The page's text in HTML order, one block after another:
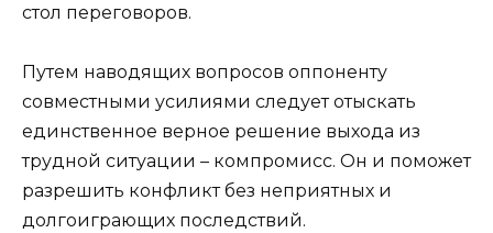
стол переговоров.
Путем наводящих вопросов оппоненту
совместными усилиями следует отыскать
единственное верное решение выхода из
трудной ситуации – компромисс. Он и поможет
разрешить конфликт без неприятных и
долгоиграющих последствий.